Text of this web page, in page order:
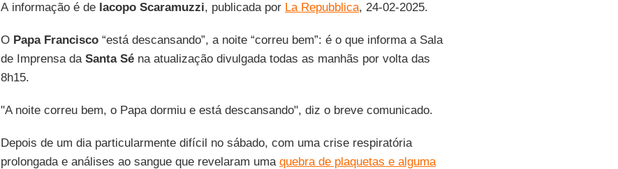
A informação é de Iacopo Scaramuzzi, publicada por La Repubblica, 24-02-2025.
O Papa Francisco“está descansando”, a noite “correu bem”: é o que informa a Sala
de Imprensa da Santa Séna atualização divulgada todas as manhãs por volta das
8h15.
"A noite correu bem, o Papa dormiu e está descansando", diz o breve comunicado.
Depois de um dia particularmente difícil no sábado, com uma crise respiratória
prolongada e análises ao sangue que revelaram uma quebra de plaquetas e alguma